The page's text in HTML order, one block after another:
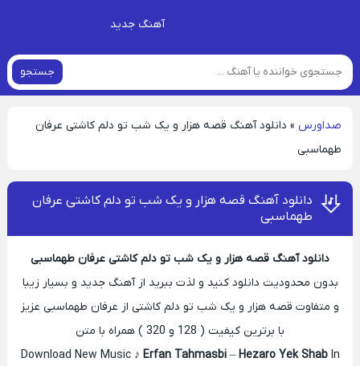
آهنگ جدید
جستجو
صداورس » دانلود آهنگ قصه هزار و یک شب تو دلم کاشتی عرفان
طهماسبی
دانلود آهنگ قصه هزار و یک شب تو دلم کاشتی عرفان
طهماسبی
دانلود آهنگ قصه هزار و یک شب تو دلم کاشتی عرفان طهماسبی
بدون محدودیت دانلود کنید و لذت ببرید از آهنگ جدید و بسیار زیبا
و متفاوت قصه هزار و یک شب تو دلم کاشتی از عرفان طهماسبی عزیز
با برترین کیفیت ( 128 و 320 ) همراه با متن
Download New Music ♪ Erfan Tahmasbi– Hezaro Yek ShabIn